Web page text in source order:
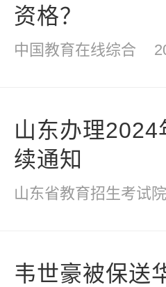
资格？
中国教育在线综合
山东办理
续通知
山东省教育招生考试院
韦世豪被保送